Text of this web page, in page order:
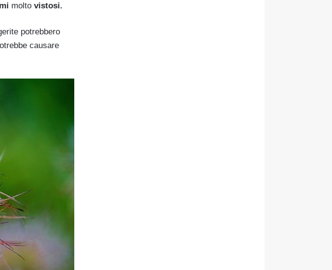
molto vistosi.
potrebbero
causare